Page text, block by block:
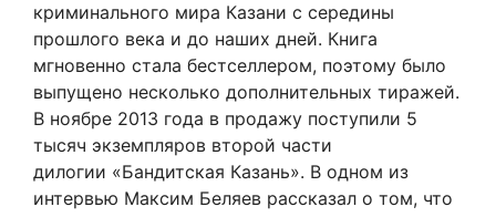
криминального мира Казани с середины
прошлого века и до наших дней. Книга
мгновенно стала бестселлером, поэтому было
выпущено несколько дополнительных тиражей.
В ноябре 2013 года в продажу поступили 5
тысяч экземпляров второй части
дилогии «Бандитская Казань». В одном из
интервью Максим Беляев рассказал о том, что